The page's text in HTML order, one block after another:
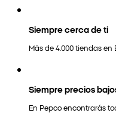
Siempre cerca de ti
Más de 4.000 tiendas en
Siempre precios
En Pepco encontrarás